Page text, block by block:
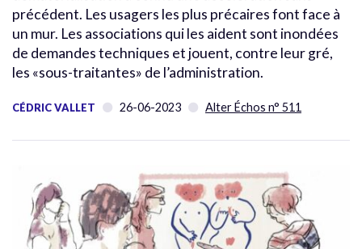
précédent. Les usagers les plus précaires font face à
un mur. Les associations qui les aident sont inondées
de demandes techniques et jouent, contre leur gré,
les «sous-traitantes» de l’administration.
CÉDRIC VALLET 26-06-2023 Alter Échos n° 511